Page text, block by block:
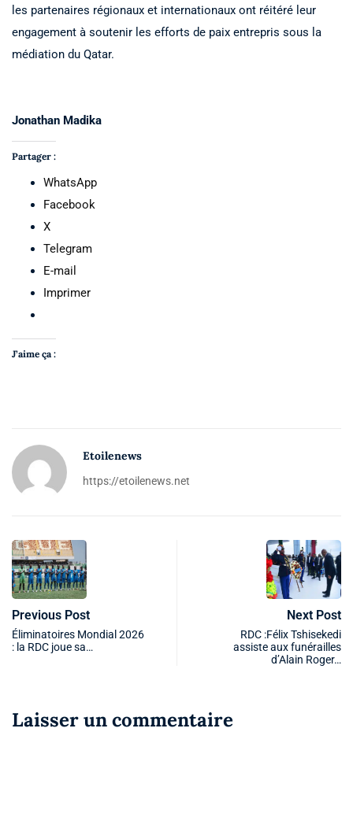
les partenaires régionaux et internationaux ont réitéré leur
engagement à soutenir les efforts de paix entrepris sous la
médiation du Qatar.
Jonathan Madika
Partager :
WhatsApp
Facebook
X
Telegram
E-mail
Imprimer
J’aime ça :
Etoilenews
https://etoilenews.net
Previous Post
Éliminatoires Mondial 2026
: la RDC joue sa…
Next Post
RDC :Félix Tshisekedi
assiste aux funérailles
d’Alain Roger…
Laisser un commentaire